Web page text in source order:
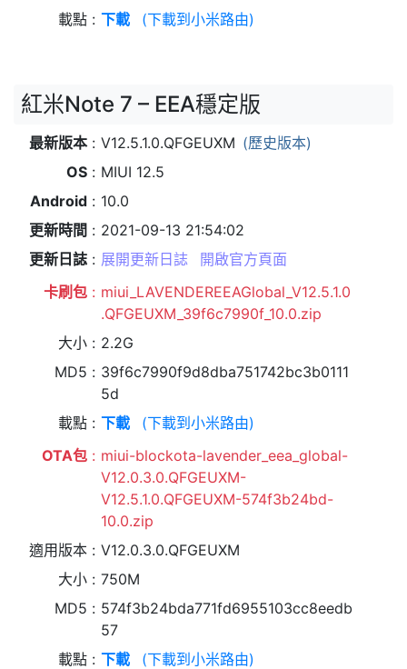
載點
下載 (下載到小米路由)
紅米Note 7 – EEA穩定版
最新版本 V12.5.1.0.QFGEUXM (歷史版本)
OS
MIUI 12.5
Android
10.0
更新時間
2021-09-13 21:54:02
更新日誌
展開更新日誌
開啟官方頁面
卡刷包
miui_LAVENDEREEAGlobal_V12.5.1.0
.QFGEUXM_39f6c7990f_10.0.zip
大小
2.2G
MD5
39f6c7990f9d8dba751742bc3b0111
5d
載點
下載
(下載到小米路由)
OTA包
miui-blockota-lavender_eea_global-
V12.0.3.0.QFGEUXM-
V12.5.1.0.QFGEUXM-574f3b24bd-
10.0.zip
適用版本
V12.0.3.0.QFGEUXM
大小
750M
MD5
574f3b24bda771fd6955103cc8eedb
57
載點
下載
(下載到小米路由)